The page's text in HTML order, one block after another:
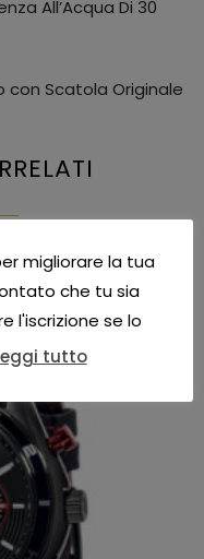
All’Acqua Di 30
Scatola Originale
migliorare la tua
che tu sia
l'iscrizione se lo
tutto